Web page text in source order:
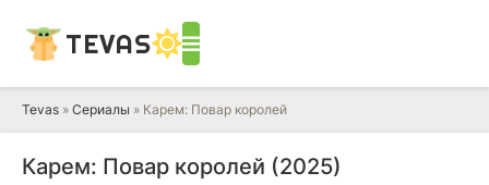
TEVAS
Tevas » Сериалы » Карем: Повар королей
Карем: Повар королей (2025)